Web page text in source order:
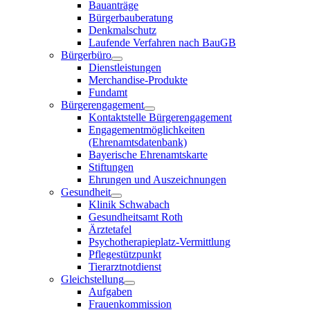
Bauanträge
Bürgerbauberatung
Denkmalschutz
Laufende Verfahren nach BauGB
Bürgerbüro
Dienstleistungen
Merchandise-Produkte
Fundamt
Bürgerengagement
Kontaktstelle Bürgerengagement
Engagementmöglichkeiten
(Ehrenamtsdatenbank)
Bayerische Ehrenamtskarte
Stiftungen
Ehrungen und Auszeichnungen
Gesundheit
Klinik Schwabach
Gesundheitsamt Roth
Ärztetafel
Psychotherapieplatz-Vermittlung
Pflegestützpunkt
Tierarztnotdienst
Gleichstellung
Aufgaben
Frauenkommission